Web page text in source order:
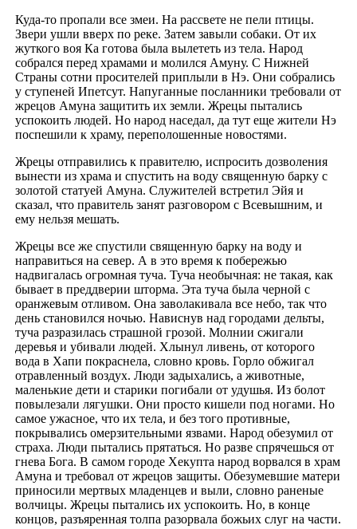
Куда-то пропали все змеи. На рассвете не пели птицы.
Звери ушли вверх по реке. Затем завыли собаки. От их
жуткого воя Ка готова была вылететь из тела. Народ
собрался перед храмами и молился Амуну. С Нижней
Страны сотни просителей приплыли в Нэ. Они собрались
у ступеней Ипетсут. Напуганные посланники требовали от
жрецов Амуна защитить их земли. Жрецы пытались
успокоить людей. Но народ наседал, да тут еще жители Нэ
поспешили к храму, переполошенные новостями.
Жрецы отправились к правителю, испросить дозволения
вынести из храма и спустить на воду священную барку с
золотой статуей Амуна. Служителей встретил Эйя и
сказал, что правитель занят разговором с Всевышним, и
ему нельзя мешать.
Жрецы все же спустили священную барку на воду и
направиться на север. А в это время к побережью
надвигалась огромная туча. Туча необычная: не такая, как
бывает в преддверии шторма. Эта туча была черной с
оранжевым отливом. Она заволакивала все небо, так что
день становился ночью. Нависнув над городами дельты,
туча разразилась страшной грозой. Молнии сжигали
деревья и убивали людей. Хлынул ливень, от которого
вода в Хапи покраснела, словно кровь. Горло обжигал
отравленный воздух. Люди задыхались, а животные,
маленькие дети и старики погибали от удушья. Из болот
повылезали лягушки. Они просто кишели под ногами. Но
самое ужасное, что их тела, и без того противные,
покрывались омерзительными язвами. Народ обезумил от
страха. Люди пытались прятаться. Но разве спрячешься от
гнева Бога. В самом городе Хекупта народ ворвался в храм
Амуна и требовал от жрецов защиты. Обезумевшие матери
приносили мертвых младенцев и выли, словно раненые
волчицы. Жрецы пытались их успокоить. Но, в конце
концов, разъяренная толпа разорвала божьих слуг на части.